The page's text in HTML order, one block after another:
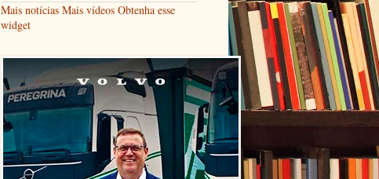
Mais notícias Mais vídeos Obtenha esse
widget